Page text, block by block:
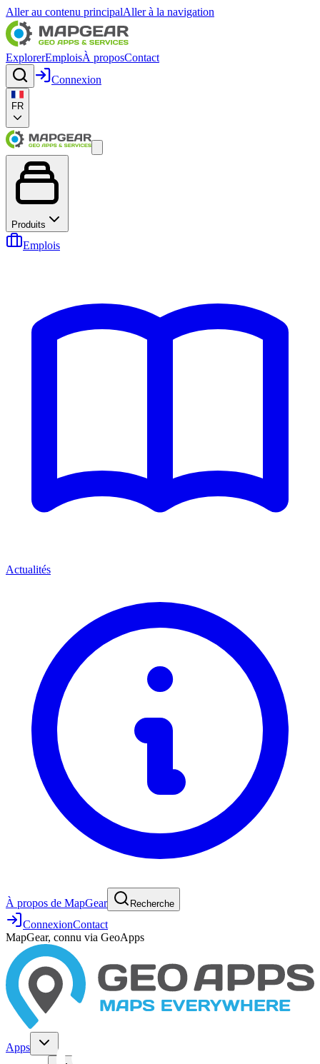
Aller au contenu principalAller à la navigation
ExplorerEmploisÀ proposContact
Connexion
FR
Produits
Emplois
Actualités
À propos de MapGear Recherche
ConnexionContact
MapGear, connu via GeoApps
Apps